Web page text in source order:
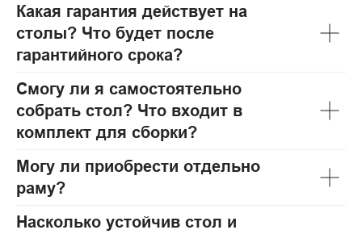
Какая гарантия действует на
столы? Что будет после
гарантийного срока?
Смогу ли я самостоятельно
собрать стол? Что входит в
комплект для сборки?
Могу ли приобрести отдельно
раму?
Насколько устойчив стол и